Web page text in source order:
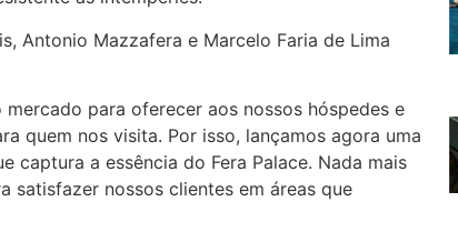
Antonio Mazzafera e Marcelo Faria de Lima
para oferecer aos nossos hóspedes e
quem nos visita. Por isso, lançamos agora uma
captura a essência do Fera Palace. Nada mais
satisfazer nossos clientes em áreas que